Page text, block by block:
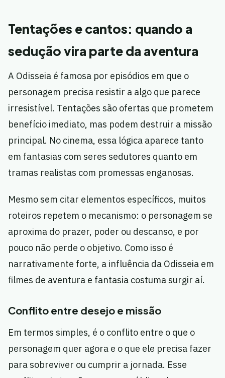
Tentações e cantos: quando a
sedução vira parte da aventura
A Odisseia é famosa por episódios em que o
personagem precisa resistir a algo que parece
irresistível. Tentações são ofertas que prometem
benefício imediato, mas podem destruir a missão
principal. No cinema, essa lógica aparece tanto
em fantasias com seres sedutores quanto em
tramas realistas com promessas enganosas.
Mesmo sem citar elementos específicos, muitos
roteiros repetem o mecanismo: o personagem se
aproxima do prazer, poder ou descanso, e por
pouco não perde o objetivo. Como isso é
narrativamente forte, a influência da Odisseia em
filmes de aventura e fantasia costuma surgir aí.
Conflito entre desejo e missão
Em termos simples, é o conflito entre o que o
personagem quer agora e o que ele precisa fazer
para sobreviver ou cumprir a jornada. Esse